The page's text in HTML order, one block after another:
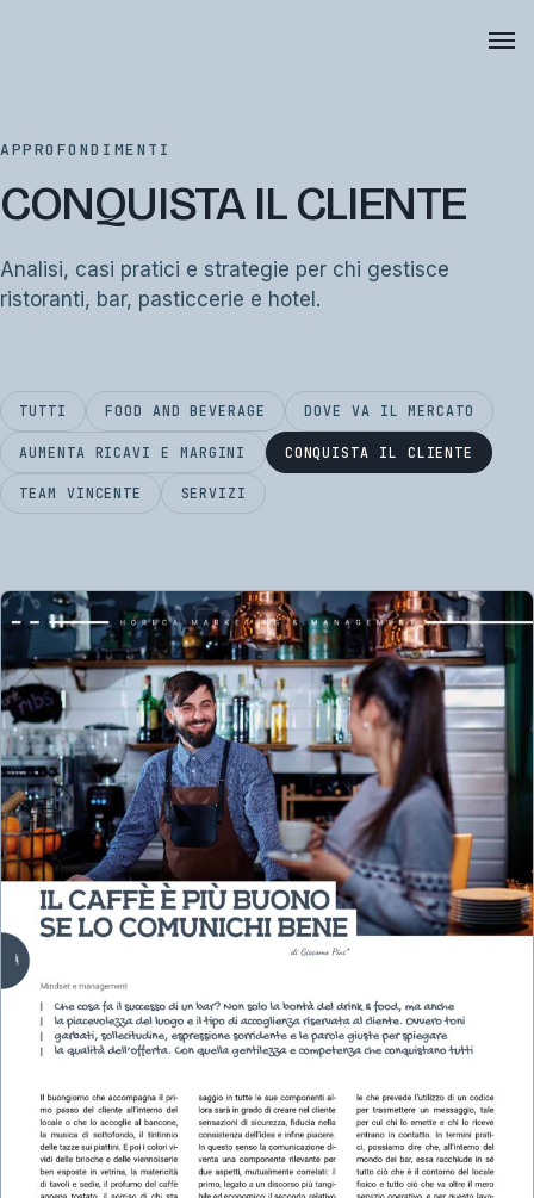
APPROFONDIMENTI
CONQUISTA IL CLIENTE
Analisi, casi pratici e strategie per chi gestisce
ristoranti, bar, pasticcerie e hotel.
TUTTI FOOD AND BEVERAGE DOVE VA IL MERCATO
AUMENTA RICAVI E MARGINI CONQUISTA IL CLIENTE
TEAM VINCENTE SERVIZI